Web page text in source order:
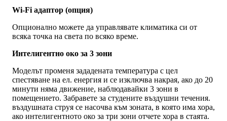
Wi-Fi адаптор (опция)
Опционално можете да управлявате климатика си от
всяка точка на света по всяко време.
Интелигентно око за 3 зони
Моделът променя зададената температура с цел
спестяване на ел. енергия и се изключва накрая, ако до 20
минути няма движение, наблюдавайки 3 зони в
помещението. Забравете за студените въздушни течения.
въздушната струя се насочва към зоната, в която има хора,
ако интелигентното око за три зони отчете хора в стаята.